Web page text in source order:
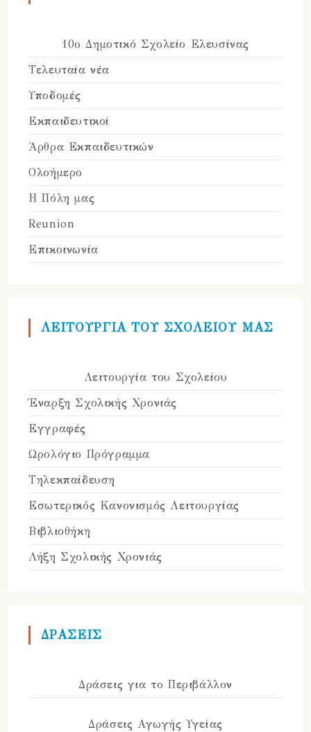
10ο Δημοτικό Σχολείο Ελευσίνας
Τελευταία νέα
Υποδομές
Εκπαιδευτικοί
Άρθρα Εκπαιδευτικών
Ολοήμερο
Η Πόλη μας
Reunion
Επικοινωνία
ΛΕΙΤΟΥΡΓΙΑ ΤΟΥ ΣΧΟΛΕΙΟΥ ΜΑΣ
Λειτουργία του Σχολείου
Έναρξη Σχολικής Χρονιάς
Εγγραφές
Ωρολόγιο Πρόγραμμα
Τηλεκπαίδευση
Εσωτερικός Κανονισμός Λειτουργίας
Βιβλιοθήκη
Λήξη Σχολικής Χρονιάς
ΔΡΑΣΕΙΣ
Δράσεις για το Περιβάλλον
Δράσεις Αγωγής Υγείας